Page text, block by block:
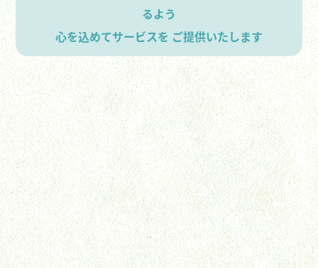
るよう
心を込めてサービスを ご提供いたします